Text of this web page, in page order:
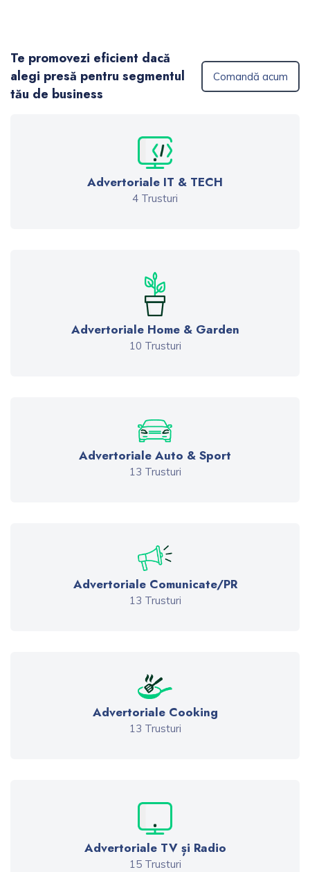
Te promovezi eficient dacă
alegi presă pentru segmentul
tău de business
Comandă acum
Advertoriale IT & TECH
4 Trusturi
Advertoriale Home & Garden
10 Trusturi
Advertoriale Auto & Sport
13 Trusturi
Advertoriale Comunicate/PR
13 Trusturi
Advertoriale Cooking
13 Trusturi
Advertoriale TV și Radio
15 Trusturi